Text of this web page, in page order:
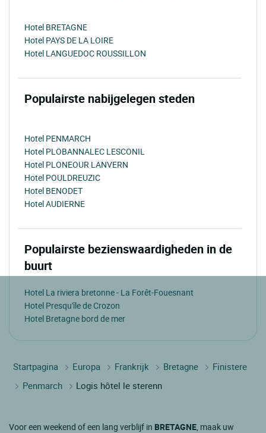
Hotel BRETAGNE
Hotel PAYS DE LA LOIRE
Hotel LANGUEDOC ROUSSILLON
Populairste nabijgelegen steden
Hotel PENMARCH
Hotel PLOBANNALEC LESCONIL
Hotel PLONEOUR LANVERN
Hotel POULDREUZIC
Hotel BENODET
Hotel AUDIERNE
Populairste bezienswaardigheden in de
buurt
Hotel La riviera bretonne - La Forêt-Fouesnant
Hotel Presqu'île de Crozon
Hotel Bretagne bord de mer
Startpagina Europa Frankrijk Bretagne
Finistere
Penmarch
Logis hôtel le sterenn
Voor een weekend of een lang verblijf in BRETAGNE , maak uw